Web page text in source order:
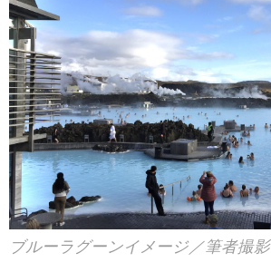
ブルーラグーンイメージ／筆者撮影